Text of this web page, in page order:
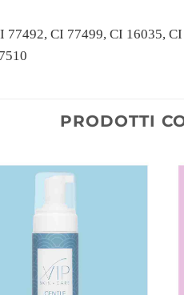
77492, CI 77499, CI 16035, CI
PRODOTTI